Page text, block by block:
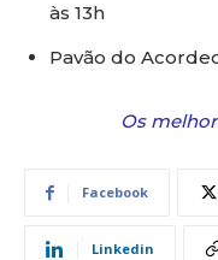
às 13h
Pavão do
Os
Facebook
Linkedin